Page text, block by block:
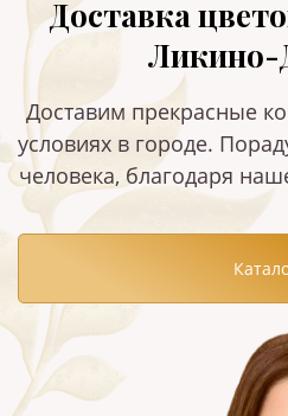
Доставка
Ликино-
Доставим прекрасные
условиях в городе.
человека, благодаря